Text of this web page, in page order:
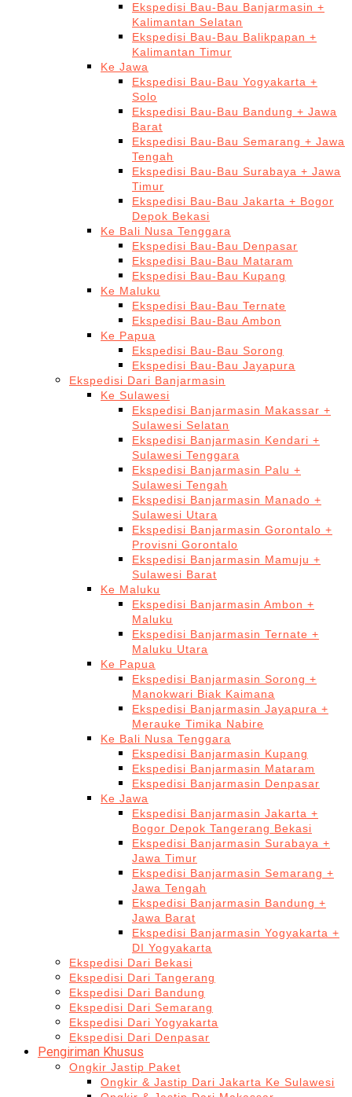
Ekspedisi Bau-Bau Banjarmasin +
Kalimantan Selatan
Ekspedisi Bau-Bau Balikpapan +
Kalimantan Timur
Ke Jawa
Ekspedisi Bau-Bau Yogyakarta +
Solo
Ekspedisi Bau-Bau Bandung + Jawa
Barat
Ekspedisi Bau-Bau Semarang + Jawa
Tengah
Ekspedisi Bau-Bau Surabaya + Jawa
Timur
Ekspedisi Bau-Bau Jakarta + Bogor
Depok Bekasi
Ke Bali Nusa Tenggara
Ekspedisi Bau-Bau Denpasar
Ekspedisi Bau-Bau Mataram
Ekspedisi Bau-Bau Kupang
Ke Maluku
Ekspedisi Bau-Bau Ternate
Ekspedisi Bau-Bau Ambon
Ke Papua
Ekspedisi Bau-Bau Sorong
Ekspedisi Bau-Bau Jayapura
Ekspedisi Dari Banjarmasin
Ke Sulawesi
Ekspedisi Banjarmasin Makassar +
Sulawesi Selatan
Ekspedisi Banjarmasin Kendari +
Sulawesi Tenggara
Ekspedisi Banjarmasin Palu +
Sulawesi Tengah
Ekspedisi Banjarmasin Manado +
Sulawesi Utara
Ekspedisi Banjarmasin Gorontalo +
Provisni Gorontalo
Ekspedisi Banjarmasin Mamuju +
Sulawesi Barat
Ke Maluku
Ekspedisi Banjarmasin Ambon +
Maluku
Ekspedisi Banjarmasin Ternate +
Maluku Utara
Ke Papua
Ekspedisi Banjarmasin Sorong +
Manokwari Biak Kaimana
Ekspedisi Banjarmasin Jayapura +
Merauke Timika Nabire
Ke Bali Nusa Tenggara
Ekspedisi Banjarmasin Kupang
Ekspedisi Banjarmasin Mataram
Ekspedisi Banjarmasin Denpasar
Ke Jawa
Ekspedisi Banjarmasin Jakarta +
Bogor Depok Tangerang Bekasi
Ekspedisi Banjarmasin Surabaya +
Jawa Timur
Ekspedisi Banjarmasin Semarang +
Jawa Tengah
Ekspedisi Banjarmasin Bandung +
Jawa Barat
Ekspedisi Banjarmasin Yogyakarta +
DI Yogyakarta
Ekspedisi Dari Bekasi
Ekspedisi Dari Tangerang
Ekspedisi Dari Bandung
Ekspedisi Dari Semarang
Ekspedisi Dari Yogyakarta
Ekspedisi Dari Denpasar
Pengiriman Khusus
Ongkir Jastip Paket
Ongkir & Jastip Dari Jakarta Ke Sulawesi